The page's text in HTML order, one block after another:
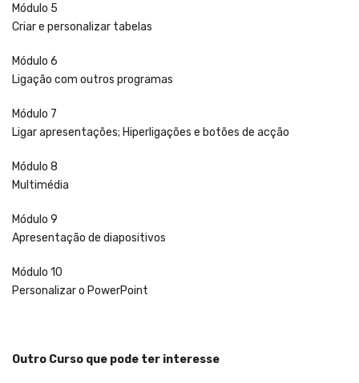
Módulo 5
Criar e personalizar tabelas
Módulo 6
Ligação com outros programas
Módulo 7
Ligar apresentações; Hiperligações e botões de acção
Módulo 8
Multimédia
Módulo 9
Apresentação de diapositivos
Módulo 10
Personalizar o PowerPoint
Outro Curso que pode ter interesse